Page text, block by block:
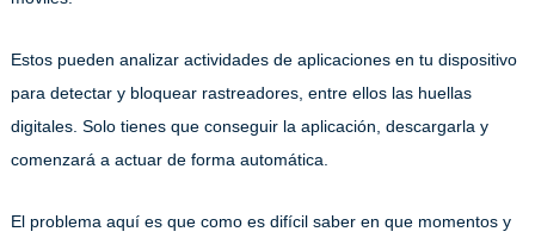
Estos pueden analizar actividades de aplicaciones en tu dispositivo
para detectar y bloquear rastreadores, entre ellos las huellas
digitales. Solo tienes que conseguir la aplicación, descargarla y
comenzará a actuar de forma automática.
El problema aquí es que como es difícil saber en que momentos y